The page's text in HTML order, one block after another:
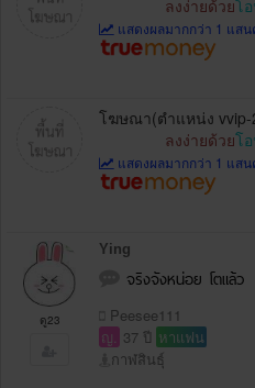
ลงง่ายด้วยโ
แสดงผลมากกว่า 1 แสน
โฆษณา(ตำแหน่ง vvip-
ลงง่ายด้วยโ
แสดงผลมากกว่า 1 แสน
ดู23
Ying
จริงจังหน่อย โตแล้ว
Peesee111
ญ. 37 ปี หาแฟน
กาฬสินธุ์